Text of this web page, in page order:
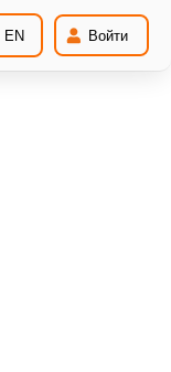
EN Войти